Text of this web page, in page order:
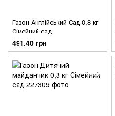
Газон Англійський Сад 0,8 кг
Сімейний сад
491.40 грн